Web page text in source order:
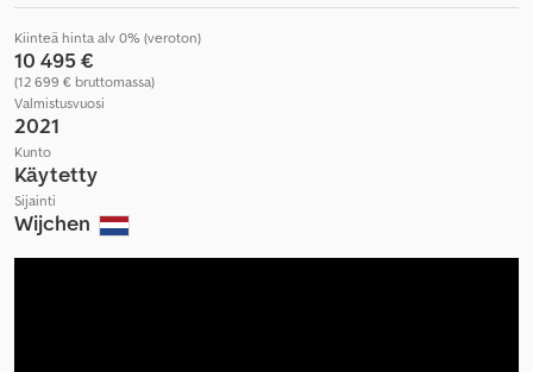
Kiinteä hinta alv 0% (veroton)
10 495 €
(12 699 € bruttomassa)
Valmistusvuosi
2021
Kunto
Käytetty
Sijainti
Wijchen